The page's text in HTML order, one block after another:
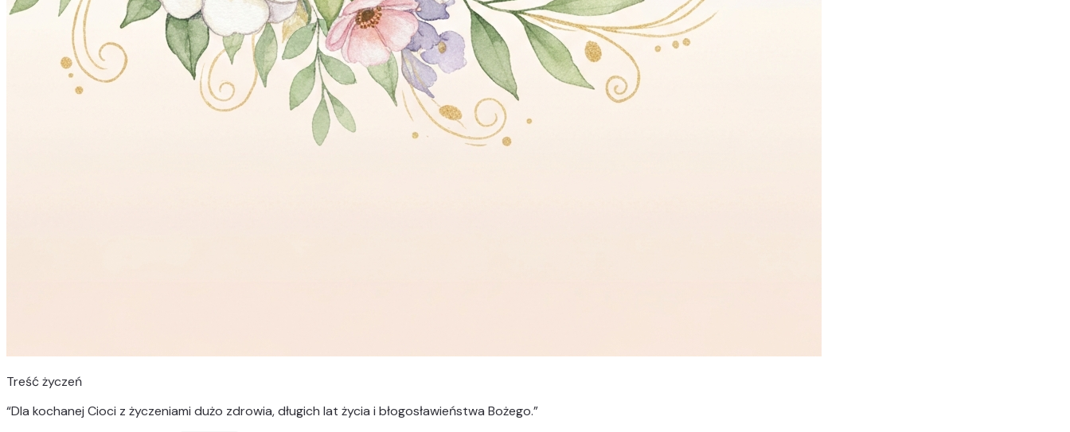
Treść życzeń
“Dla kochanej Cioci z życzeniami dużo zdrowia, długich lat życia i błogosławieństwa Bożego.”